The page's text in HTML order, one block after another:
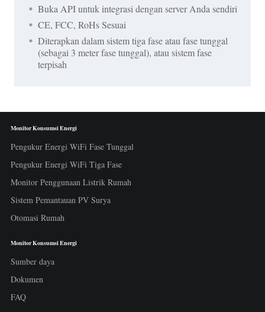
Buka API untuk integrasi dengan server Anda sendiri
CE, FCC, RoHs Sesuai
Diterapkan dalam sistem tiga fase atau fase tunggal
(sebagai 3 meter fase tunggal), atau sistem fase
terpisah
Monitor Konsumsi Energi
Pengukur Energi WiFi Fase Tunggal
Pengukur Energi WiFi Tiga Fase
Monitor Penggunaan Listrik Rumah
Sistem Pemantauan PV Surya
Otomasi Rumah
Monitor Konsumsi Energi
Sumber daya
Dokumen
FAQ